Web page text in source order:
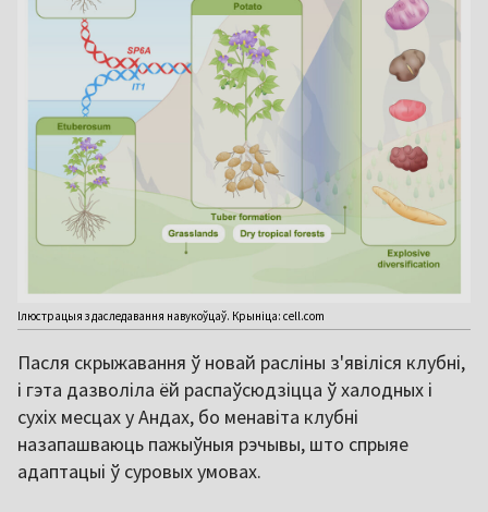
Ілюстрацыя з даследавання навукоўцаў. Крыніца: cell.com
Пасля скрыжавання ў новай расліны з'явіліся клубні,
і гэта дазволіла ёй распаўсюдзіцца ў халодных і
сухіх месцах у Андах, бо менавіта клубні
назапашваюць пажыўныя рэчывы, што спрыяе
адаптацыі ў суровых умовах.